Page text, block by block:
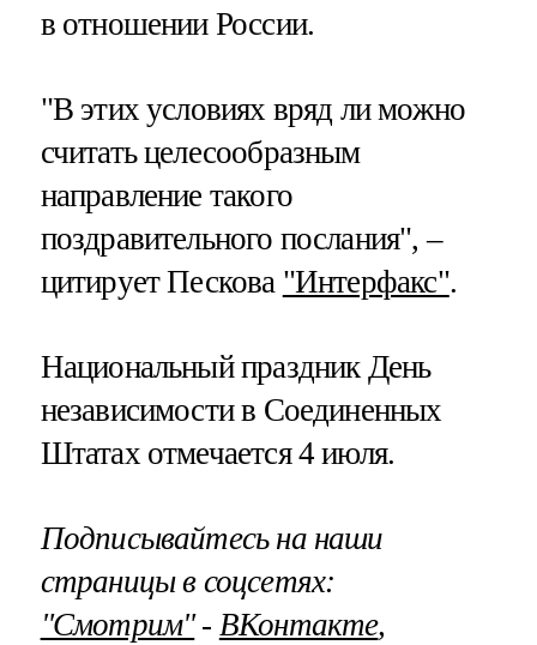
в отношении России.
"В этих условиях вряд ли можно
считать целесообразным
направление такого
поздравительного послания", –
цитирует Пескова "Интерфакс".
Национальный праздник День
независимости в Соединенных
Штатах отмечается 4 июля.
Подписывайтесь на наши
страницы в соцсетях:
"Смотрим"‐ ВКонтакте,